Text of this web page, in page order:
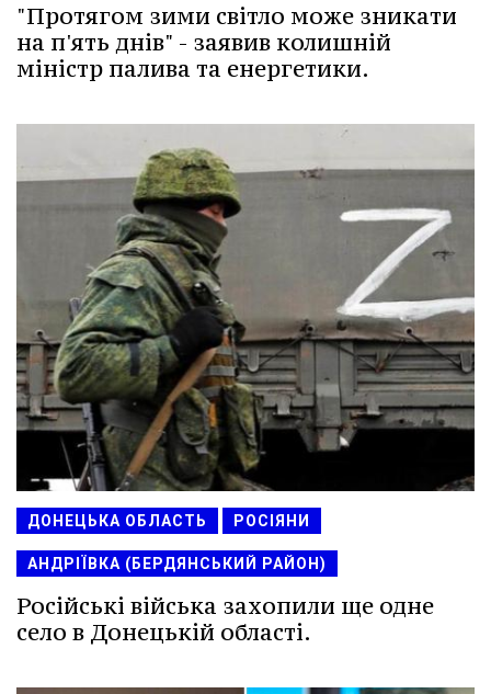
"Протягом зими світло може зникати
на п'ять днів" - заявив колишній
міністр палива та енергетики.
ДОНЕЦЬКА ОБЛАСТЬ РОСІЯНИ
АНДРІЇВКА (БЕРДЯНСЬКИЙ РАЙОН)
Російські війська захопили ще одне
село в Донецькій області.